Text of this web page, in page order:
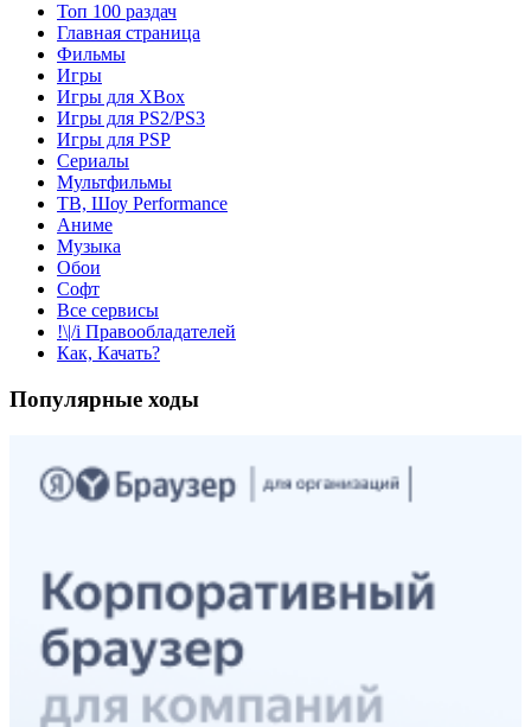
Топ 100 раздач
Главная страница
Фильмы
Игры
Игры для XBox
Игры для PS2/PS3
Игры для PSP
Сериалы
Мультфильмы
ТВ, Шоу Performance
Аниме
Музыка
Обои
Софт
Все сервисы
!\|/i Правообладателей
Как, Качать?
Популярные ходы